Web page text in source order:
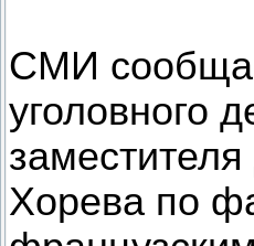
СМИ
уголовного
Хорева по